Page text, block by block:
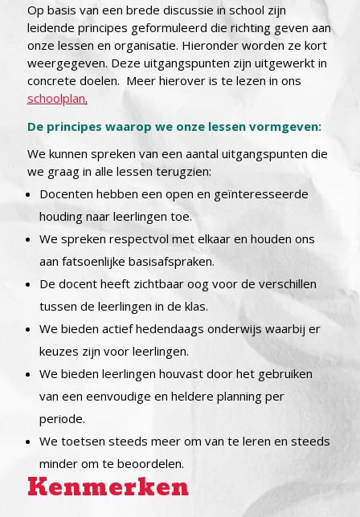
Op basis van een brede discussie in school zijn
leidende principes geformuleerd die richting geven aan
onze lessen en organisatie. Hieronder worden ze kort
weergegeven. Deze uitgangspunten zijn uitgewerkt in
concrete doelen. Meer hierover is te lezen in ons
schoolplan.
De principes waarop we onze lessen vormgeven:
We kunnen spreken van een aantal uitgangspunten die
we graag in alle lessen terugzien:
Docenten hebben een open en geïnteresseerde
houding naar leerlingen toe.
We spreken respectvol met elkaar en houden ons
aan fatsoenlijke basisafspraken.
De docent heeft zichtbaar oog voor de verschillen
tussen de leerlingen in de klas.
We bieden actief hedendaags onderwijs waarbij er
keuzes zijn voor leerlingen.
We bieden leerlingen houvast door het gebruiken
van een eenvoudige en heldere planning per
periode.
We toetsen steeds meer om van te leren en steeds
minder om te beoordelen.
Kenmerken